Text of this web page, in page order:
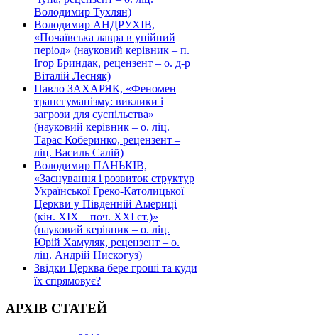
Володимир Тухлян)
Володимир АНДРУХІВ,
«Почаївська лавра в унійний
період» (науковий керівник – п.
Ігор Бриндак, рецензент – о. д-р
Віталій Лесняк)
Павло ЗАХАРЯК, «Феномен
трансгуманізму: виклики і
загрози для суспільства»
(науковий керівник – о. ліц.
Тарас Коберинко, рецензент –
ліц. Василь Салій)
Володимир ПАНЬКІВ,
«Заснування і розвиток структур
Української Греко-Католицької
Церкви у Південній Америці
(кін. ХІХ – поч. ХХІ ст.)»
(науковий керівник – о. ліц.
Юрій Хамуляк, рецензент – о.
ліц. Андрій Нискогуз)
Звідки Церква бере гроші та куди
їх спрямовує?
АРХІВ СТАТЕЙ